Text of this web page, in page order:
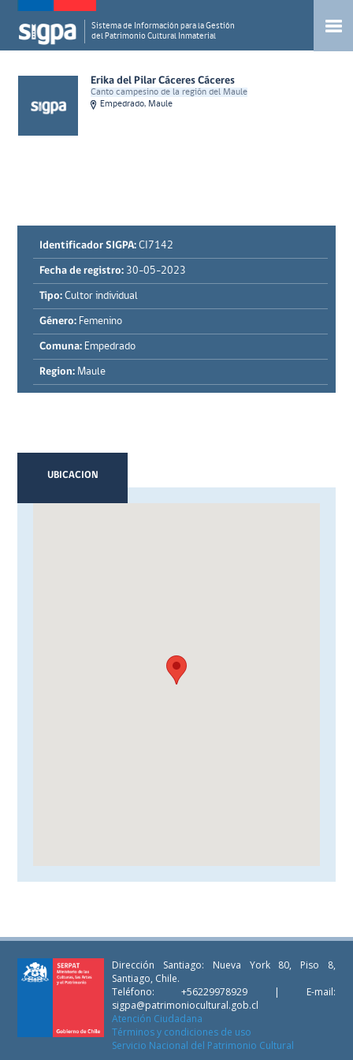
Sistema de Información para la Gestión
del Patrimonio Cultural Inmaterial
Erika del Pilar Cáceres Cáceres
Canto campesino de la región del Maule
Empedrado, Maule
Identificador SIGPA: CI7142
Fecha de registro: 30-05-2023
Tipo: Cultor individual
Género: Femenino
Comuna: Empedrado
Region: Maule
UBICACION
Dirección Santiago: Nueva York 80, Piso 8,
Santiago, Chile.
Teléfono: +56229978929 | E-mail:
sigpa@patrimoniocultural.gob.cl
Atención Ciudadana
Términos y condiciones de uso
Servicio Nacional del Patrimonio Cultural